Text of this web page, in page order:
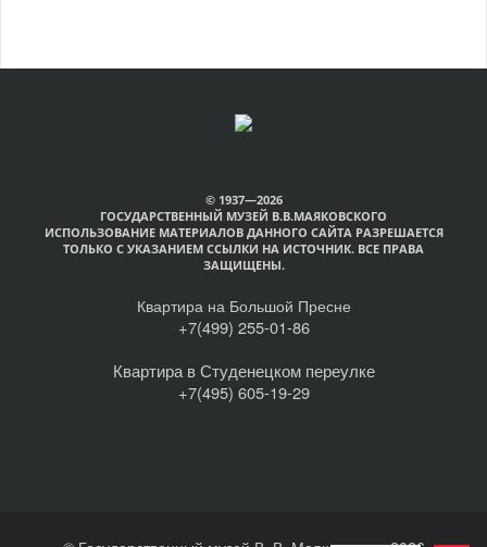
© 1937—2026
ГОСУДАРСТВЕННЫЙ МУЗЕЙ В.В.МАЯКОВСКОГО
ИСПОЛЬЗОВАНИЕ МАТЕРИАЛОВ ДАННОГО САЙТА РАЗРЕШАЕТСЯ
ТОЛЬКО С УКАЗАНИЕМ ССЫЛКИ НА ИСТОЧНИК. ВСЕ ПРАВА
ЗАЩИЩЕНЫ.
Квартира на Большой Пресне
+7(499) 255-01-86
Квартира в Студенецком переулке
+7(495) 605-19-29